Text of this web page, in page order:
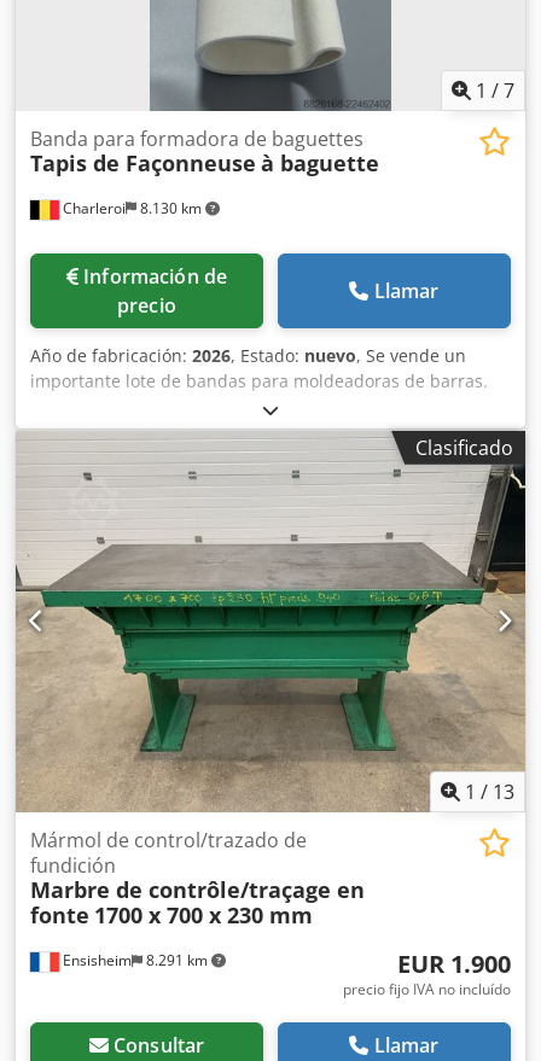
1 /7
Charleroi 8.130 km
Banda para formadora de baguettes
Tapis de Façonneuse à baguette
Información de
precio
Llamar
Año de fabricación: 2026, Estado: nuevo, Se vende un
importante lote de bandas para moldeadoras de barras.
Marcas disponibles: - MAJOR - BONGARD - MERAND
TENOR/TREGOR - BERTRAND EURO2000 - BERTRAND
EUROMAP - JAC - PANIRECORD F73 - PANIRECORD F60/F57 -
SINMAG - PAVAILLER - STAFF Precios unitarios y al por
mayor. Se venden en kits completos para una moldeadora,
que incluyen: Dsdjzqt Tcspfx Akkskr - Banda delantera -
Banda trasera - Banda inferior de refuerzo - Banda de
recepción
Clasificado
1 / 13
Ensisheim 8.291 km
Mármol de control/trazado de
fundición
Marbre de contrôle/traçage en
fonte 1700 x 700 x 230 mm
EUR 1.900
precio fijo IVA no incluído
Consultar Llamar